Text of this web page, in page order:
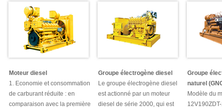
Moteur diesel
1. Economie et consommation
de carburant réduite : en
comparaison avec la première
Groupe électrogène diesel
Le groupe électrogène diesel
est actionné par un moteur
diesel de série 2000, qui est
Groupe
naturel
Modèle du